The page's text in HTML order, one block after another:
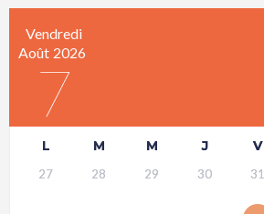
Vendredi
Août 2026
7
L M M J V
27 28 29 30 31